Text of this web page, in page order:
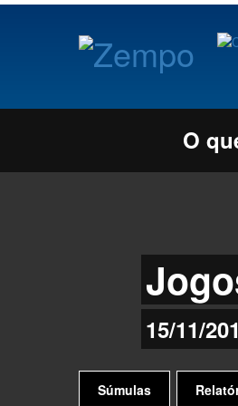
O
15/11/
Súmulas